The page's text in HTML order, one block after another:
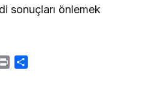
sonuçları önlemek
Print